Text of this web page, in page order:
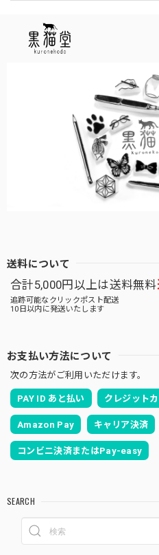
送料について
合計5,000円以上は送料無料
追跡可能なクリックポスト配送
10日以内に発送いたします
お支払い方法について
次の方法がご利用いただけます。
PAY ID あと払い クレジット
Amazon Pay キャリア決済
コンビニ決済またはPay-easy
SEARCH